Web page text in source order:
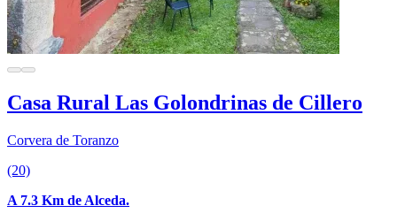
Casa Rural Las Golondrinas de Cillero
Corvera de Toranzo
(20)
A 7.3 Km de Alceda.